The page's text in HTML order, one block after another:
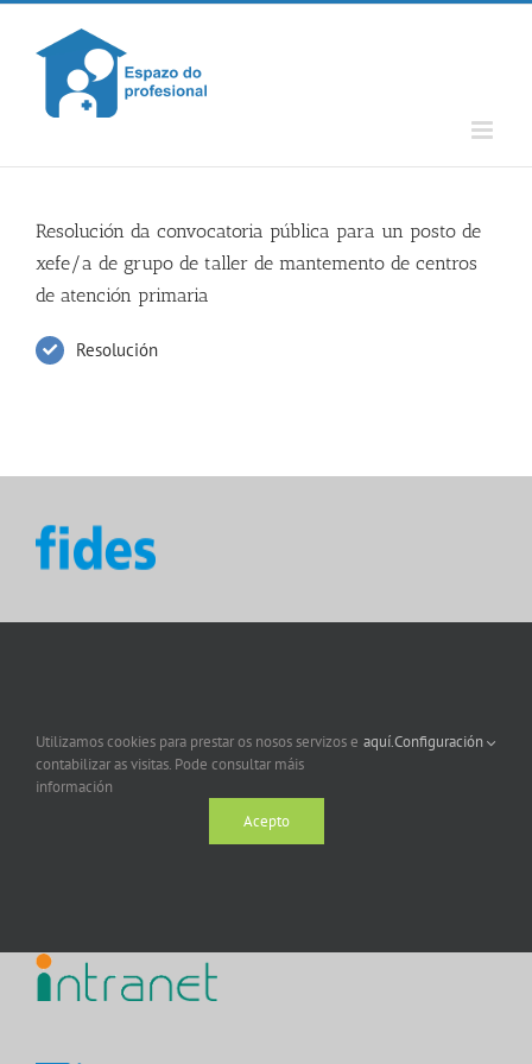
Skip
content
Resolución da convocatoria pública para un posto de
xefe/a de grupo de taller de mantemento de centros
de atención primaria
Resolución
Utilizamos cookies para prestar os nosos servizos e
contabilizar as visitas. Pode consultar máis
información
aquí.Configuración
Acepto